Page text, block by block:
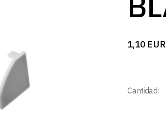
1,10 EUR
Cantidad: